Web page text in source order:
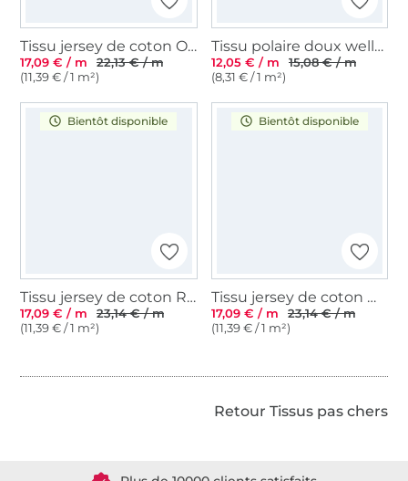
Tissu jersey de coton Ocean Dreams Ecailles de poisson Bord de mer chic, blanc cassé
17,09 € / m
22,13 € / m
(11,39 € / 1 m²)
Tissu polaire doux wellness Big Stars, beige
12,05 € / m
15,08 € / m
(8,31 € / 1 m²)
Bientôt disponible
Tissu jersey de coton Reine des neiges Frozen, impression numérique, bleu
17,09 € / m
23,14 € / m
(11,39 € / 1 m²)
Bientôt disponible
Tissu jersey de coton Minnie Mouse Flowers, rose fuchsia
17,09 € / m
23,14 € / m
(11,39 € / 1 m²)
Retour Tissus pas chers